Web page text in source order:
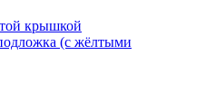
крышкой
(с жёлтыми